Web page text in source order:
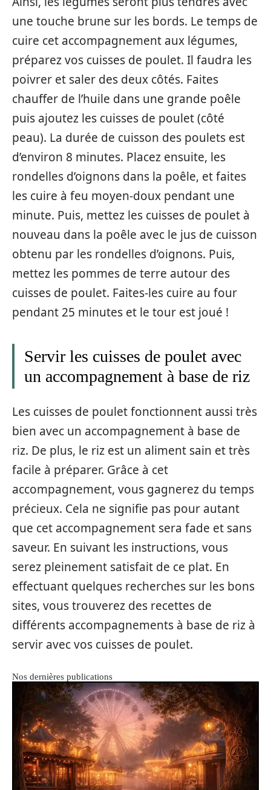
une touche brune sur les bords. Le temps de
cuire cet accompagnement aux légumes,
préparez vos cuisses de poulet. Il faudra les
poivrer et saler des deux côtés. Faites
chauffer de l’huile dans une grande poêle
puis ajoutez les cuisses de poulet (côté
peau). La durée de cuisson des poulets est
d’environ 8 minutes. Placez ensuite, les
rondelles d’oignons dans la poêle, et faites
les cuire à feu moyen-doux pendant une
minute. Puis, mettez les cuisses de poulet à
nouveau dans la poêle avec le jus de cuisson
obtenu par les rondelles d’oignons. Puis,
mettez les pommes de terre autour des
cuisses de poulet. Faites-les cuire au four
pendant 25 minutes et le tour est joué !
Servir les cuisses de poulet avec
un accompagnement à base de riz
Les cuisses de poulet fonctionnent aussi très
bien avec un accompagnement à base de
riz. De plus, le riz est un aliment sain et très
facile à préparer. Grâce à cet
accompagnement, vous gagnerez du temps
précieux. Cela ne signifie pas pour autant
que cet accompagnement sera fade et sans
saveur. En suivant les instructions, vous
serez pleinement satisfait de ce plat. En
effectuant quelques recherches sur les bons
sites, vous trouverez des recettes de
différents accompagnements à base de riz à
servir avec vos cuisses de poulet.
Nos dernières publications